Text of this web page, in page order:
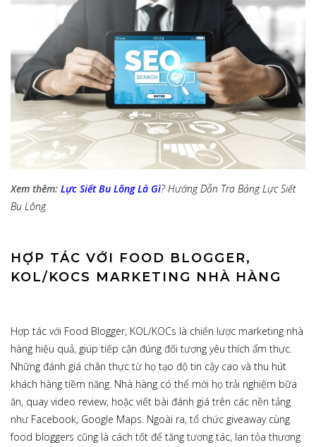
Xem thêm: Lực Siết Bu Lông Là Gì? Hướng Dẫn Tra Bảng Lực Siết
Bu Lông
HỢP TÁC VỚI FOOD BLOGGER,
KOL/KOCS MARKETING NHÀ HÀNG
Hợp tác với Food Blogger, KOL/KOCs là chiến lược marketing nhà
hàng hiệu quả, giúp tiếp cận đúng đối tượng yêu thích ẩm thực.
Những đánh giá chân thực từ họ tạo độ tin cậy cao và thu hút
khách hàng tiềm năng. Nhà hàng có thể mời họ trải nghiệm bữa
ăn, quay video review, hoặc viết bài đánh giá trên các nền tảng
như Facebook, Google Maps. Ngoài ra, tổ chức giveaway cùng
food bloggers cũng là cách tốt để tăng tương tác, lan tỏa thương